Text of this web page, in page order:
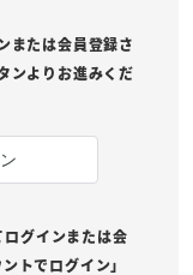
または会員登録さ
ンよりお進みくだ
グインまたは会
トでログイン」